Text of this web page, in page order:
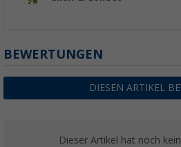
BEWERTUNGEN
DIESEN ARTIKEL
Dieser Artikel hat noch